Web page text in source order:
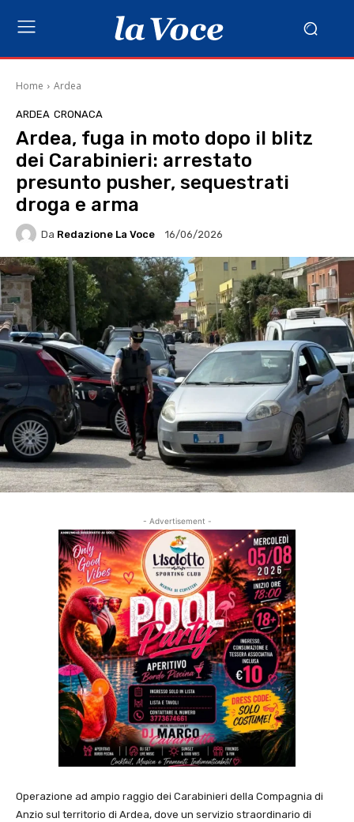
Home Ardea
ARDEA CRONACA
Ardea, fuga in moto dopo il blitz
dei Carabinieri: arrestato
presunto pusher, sequestrati
droga e arma
Da Redazione La Voce 16/06/2026
- Advertisement -
Operazione ad ampio raggio dei Carabinieri della Compagnia di
Anzio sul territorio di Ardea, dove un servizio straordinario di